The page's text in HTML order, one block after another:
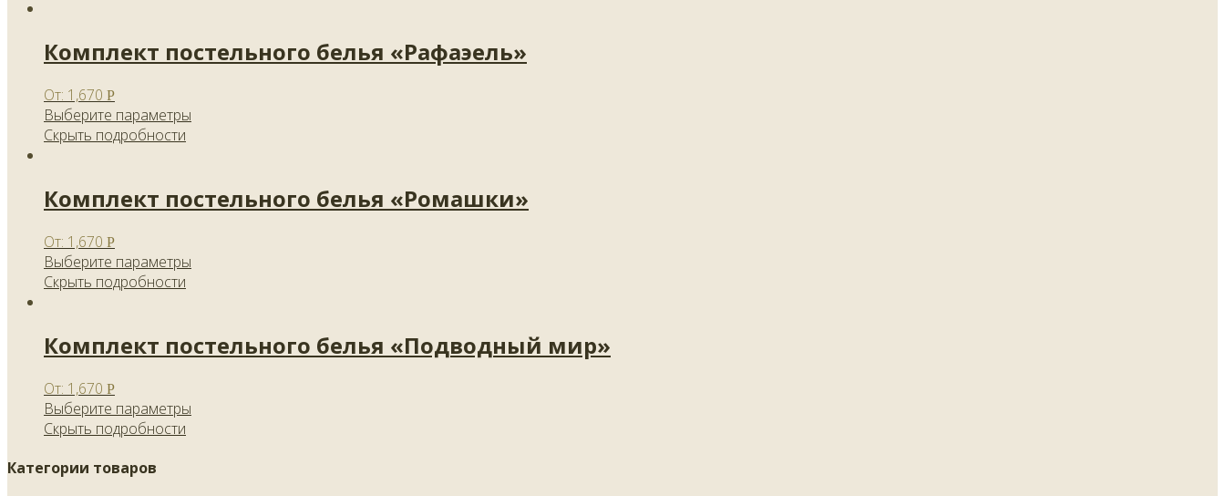
Комплект постельного белья «Рафаэель»
От: 1,670 Р
Выберите параметры
Скрыть подробности
Комплект постельного белья «Ромашки»
От: 1,670 Р
Выберите параметры
Скрыть подробности
Комплект постельного белья «Подводный мир»
От: 1,670 Р
Выберите параметры
Скрыть подробности
Категории товаров